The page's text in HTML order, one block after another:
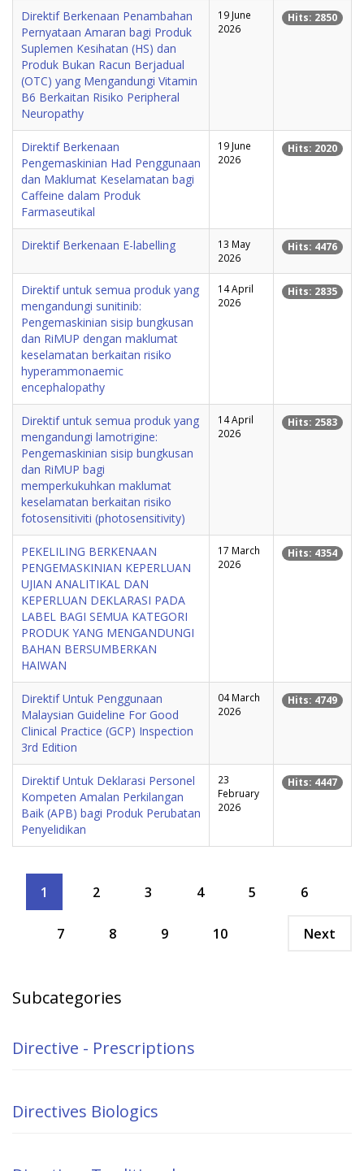
Direktif Berkenaan Penambahan
Pernyataan Amaran bagi Produk
Suplemen Kesihatan (HS) dan
Produk Bukan Racun Berjadual
(OTC) yang Mengandungi Vitamin
B6 Berkaitan Risiko Peripheral
Neuropathy
19 June
2026
Hits: 2850
Direktif Berkenaan
Pengemaskinian Had Penggunaan
dan Maklumat Keselamatan bagi
Caffeine dalam Produk
Farmaseutikal
19 June
2026
Hits: 2020
Direktif Berkenaan E-labelling
13 May
2026
Hits: 4476
Direktif untuk semua produk yang
mengandungi sunitinib:
Pengemaskinian sisip bungkusan
dan RiMUP dengan maklumat
keselamatan berkaitan risiko
hyperammonaemic
encephalopathy
14 April
2026
Hits: 2835
Direktif untuk semua produk yang
mengandungi lamotrigine:
Pengemaskinian sisip bungkusan
dan RiMUP bagi
memperkukuhkan maklumat
keselamatan berkaitan risiko
fotosensitiviti (photosensitivity)
14 April
2026
Hits: 2583
PEKELILING BERKENAAN
PENGEMASKINIAN KEPERLUAN
UJIAN ANALITIKAL DAN
KEPERLUAN DEKLARASI PADA
LABEL BAGI SEMUA KATEGORI
PRODUK YANG MENGANDUNGI
BAHAN BERSUMBERKAN
HAIWAN
17 March
2026
Hits: 4354
Direktif Untuk Penggunaan
Malaysian Guideline For Good
Clinical Practice (GCP) Inspection
3rd Edition
04 March
2026
Hits: 4749
Direktif Untuk Deklarasi Personel
Kompeten Amalan Perkilangan
Baik (APB) bagi Produk Perubatan
Penyelidikan
23
February
2026
Hits: 4447
1 2 3 4 5 6
7 8 9 10 Next
Subcategories
Directive - Prescriptions
Directives Biologics